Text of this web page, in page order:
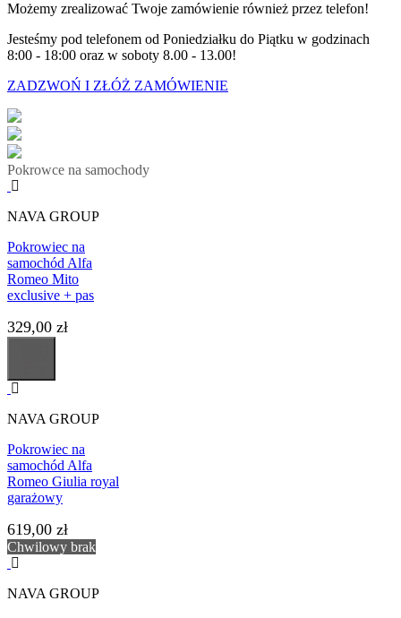
Możemy zrealizować Twoje zamówienie również przez telefon!
Jesteśmy pod telefonem od Poniedziałku do Piątku w godzinach
8:00 - 18:00 oraz w soboty 8.00 - 13.00!
ZADZWOŃ I ZŁÓŻ ZAMÓWIENIE
Pokrowce na samochody
NAVA GROUP
Pokrowiec na
samochód Alfa
Romeo Mito
exclusive + pas
329,00 zł
NAVA GROUP
Pokrowiec na
samochód Alfa
Romeo Giulia royal
garażowy
619,00 zł
Chwilowy brak
NAVA GROUP